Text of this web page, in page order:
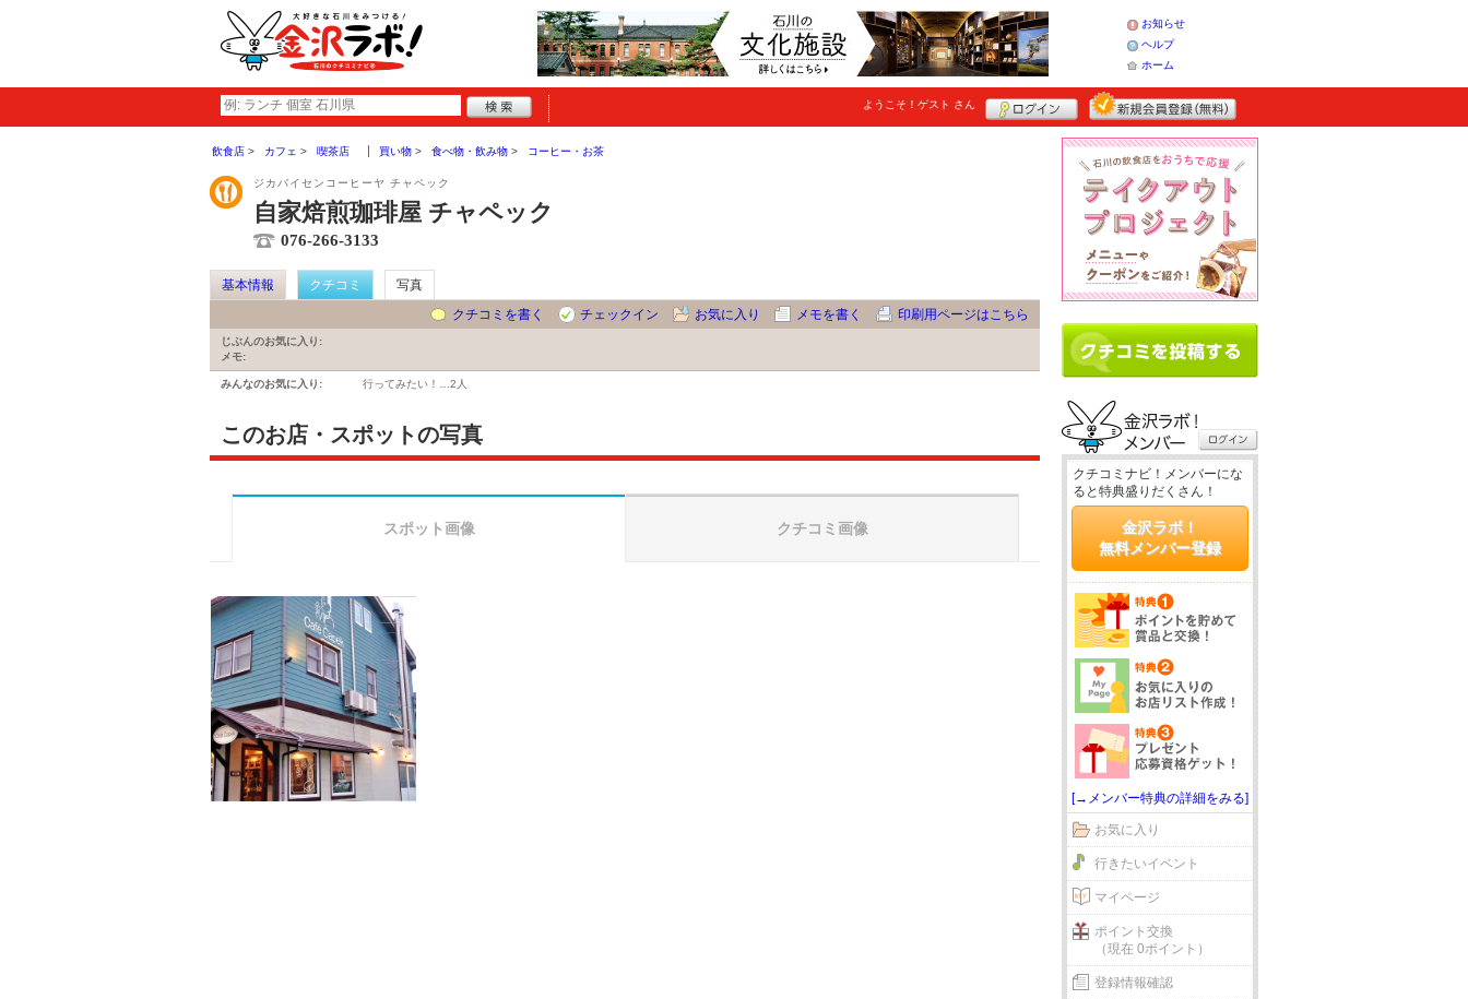
お知らせ
ヘルプ
ホーム
ようこそ！ ゲスト さん
飲食店 カフェ 喫茶店 買い物 食べ物・飲み物 コーヒー・お茶
ジカバイセンコーヒーヤ チャペック
自家焙煎珈琲屋 チャペック
076-266-3133
基本情報 クチコミ
写真
クチコミを書く
チェックイン お気に入り メモを書く 印刷用ページはこちら
じぶんのお気に入り:
メモ:
みんなのお気に入り: 行ってみたい！… 2人
このお店・スポットの写真
スポット画像 クチコミ画像
クチコミナビ！メンバーにな
ると特典盛りだくさん！
金沢ラボ！
無料メンバー登録
[→メンバー特典の詳細をみる]
お気に入り
行きたいイベント
マイページ
ポイント交換
（現在 0ポイント）
登録情報確認